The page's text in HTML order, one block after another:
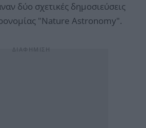
δύο σχετικές δημοσιεύσεις
"Nature Astronomy".